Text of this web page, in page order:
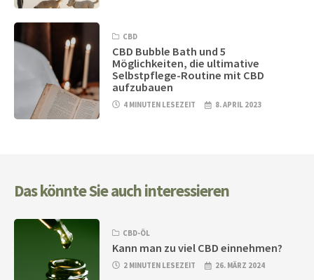
CBD
CBD Bubble Bath und 5
Möglichkeiten, die ultimative
Selbstpflege-Routine mit CBD
aufzubauen
4 MINUTEN LESEZEIT 8. APRIL 2023
Das könnte Sie auch interessieren
CBD-ÖL
Kann man zu viel CBD einnehmen?
2 MINUTEN LESEZEIT 26. MÄRZ 2024